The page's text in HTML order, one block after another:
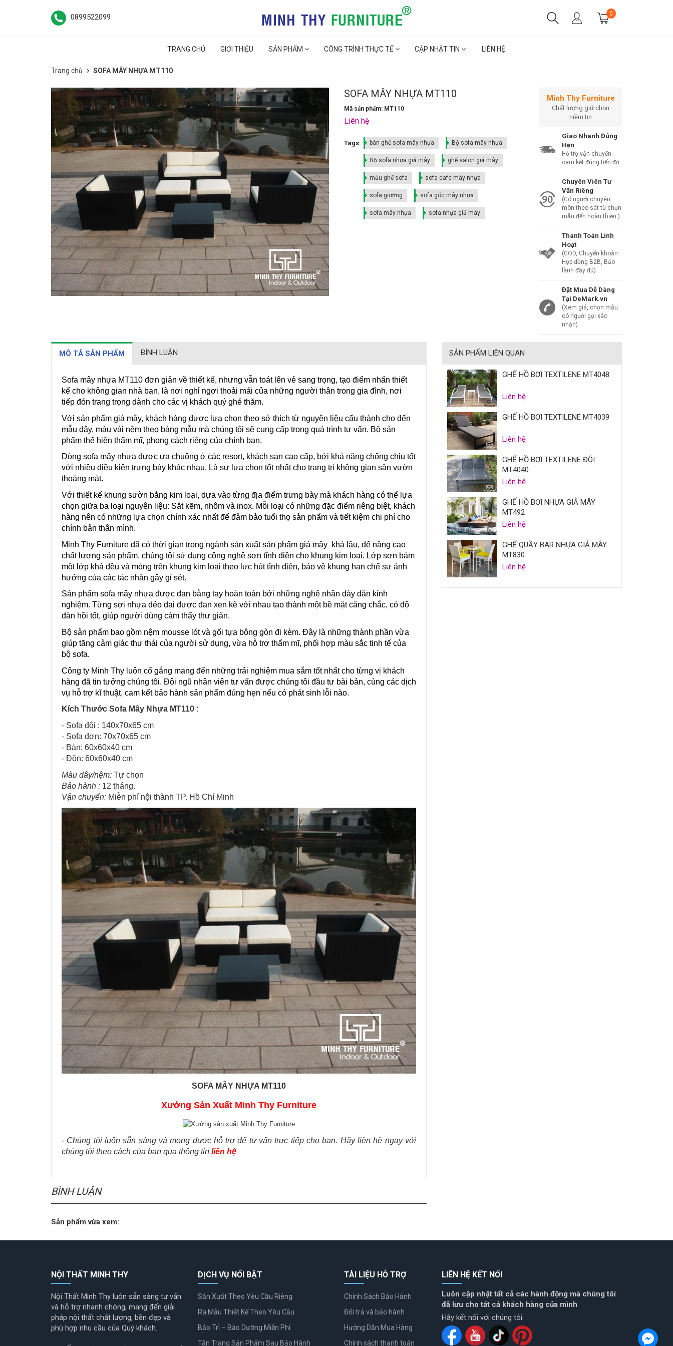
0899522099 0
TRANG CHỦ GIỚI THIỆU SẢN PHẨM CÔNG TRÌNH THỰC TẾ CẬP NHẬT TIN LIÊN HỆ
Trang chủ SOFA MÂY NHỰA MT110
SOFA MÂY NHỰA MT110
Mã sản phẩm: MT110
Liên hệ
Tags: bàn ghế sofa mây nhựa Bộ sofa mây nhựa
Bộ sofa nhựa giả mây ghế salon giả mây
mẫu ghế sofa sofa cafe mây nhựa
sofa giường sofa góc mây nhựa
sofa mây nhựa sofa nhựa giả mây
Minh Thy Furniture
Chất lượng giữ chọn
niềm tin
Giao Nhanh Đúng
Hẹn
Hỗ trợ vận chuyển
cam kết đúng tiến độ
Chuyên Viên Tư
Vấn Riêng
(Có người chuyên
môn theo sát từ chọn
mẫu đến hoàn thiện )
Thanh Toán Linh
Hoạt
(COD, Chuyển khoản
Hợp đồng B2B, Bảo
lãnh đầy đủ)
Đặt Mua Dễ Dàng
Tại DeMark.vn
(Xem giá, chọn mẫu
có người gọi xác
nhận)
MÔ TẢ SẢN PHẨM BÌNH LUẬN
Sofa mây nhựa MT110 đơn giản về thiết kế, nhưng vẫn toát lên vẻ sang trọng, tạo điểm nhấn thiết
kế cho không gian nhà bạn, là nơi nghỉ ngơi thoải mái của những người thân trong gia đình, nơi
tiếp đón trang trọng dành cho các vị khách quý ghé thăm.
Với sản phẩm giả mây, khách hàng được lựa chọn theo sở thích từ nguyên liệu cấu thành cho đến
mẫu dây, màu vải nệm theo bảng mẫu mà chúng tôi sẽ cung cấp trong quá trình tư vấn. Bộ sản
phẩm thể hiện thẩm mĩ, phong cách riêng của chính bạn.
Dòng sofa mây nhựa được ưa chuộng ở các resort, khách sạn cao cấp, bởi khả năng chống chịu tốt
với nhiều điều kiện trưng bày khác nhau. Là sự lựa chọn tốt nhất cho trang trí không gian sân vườn
thoáng mát.
Với thiết kế khung sườn bằng kim loại, dựa vào từng địa điểm trưng bày mà khách hàng có thể lựa
chọn giữa ba loại nguyên liệu: Sắt kẽm, nhôm và inox. Mỗi loại có những đặc điểm riêng biệt, khách
hàng nên có những lựa chọn chính xác nhất để đảm bảo tuổi thọ sản phẩm và tiết kiệm chi phí cho
chính bản thân mình.
Minh Thy Furniture đã có thời gian trong ngành sản xuất sản phẩm giả mây khá lâu, để nâng cao
chất lượng sản phẩm, chúng tôi sử dụng công nghệ sơn tĩnh điện cho khung kim loại. Lớp sơn bám
một lớp khá đều và mỏng trên khung kim loại theo lực hút tĩnh điện, bảo vệ khung hạn chế sự ảnh
hưởng của các tác nhân gây gỉ sét.
Sản phẩm sofa mây nhựa được đan bằng tay hoàn toàn bởi những nghệ nhân dày dặn kinh
nghiệm. Từng sợi nhựa dẻo dai được đan xen kẽ với nhau tạo thành một bề mặt căng chắc, có độ
đàn hồi tốt, giúp người dùng cảm thấy thư giãn.
Bộ sản phẩm bao gồm nệm mousse lót và gối tựa bông gòn đi kèm. Đây là những thành phần vừa
giúp tăng cảm giác thư thái của người sử dụng, vừa hỗ trợ thẩm mĩ, phối hợp màu sắc tinh tế của
bộ sofa.
Công ty Minh Thy luôn cố gắng mang đến những trải nghiệm mua sắm tốt nhất cho từng vị khách
hàng đã tin tưởng chúng tôi. Đội ngũ nhân viên tư vấn được chúng tôi đầu tư bài bản, cùng các dịch
vụ hỗ trợ kĩ thuật, cam kết bảo hành sản phẩm đúng hẹn nếu có phát sinh lỗi nào.
Kích Thước Sofa Mây Nhựa MT110 :
- Sofa đôi : 140x70x65 cm
- Sofa đơn: 70x70x65 cm
- Bàn: 60x60x40 cm
- Đôn: 60x60x40 cm
Màu dây/nệm: Tự chọn
Bảo hành : 12 tháng.
Vận chuyển: Miễn​ p​hí nội thành TP. Hồ Chí Minh
SOFA MÂY NHỰA MT110
Xưởng Sản Xuất Minh Thy Furniture
- Chúng tôi luôn sẵn sàng và mong được hỗ trợ để tư vấn trực tiếp cho bạn. Hãy liên hệ ngay với
chúng tôi theo cách của bạn qua thông tin liên hệ
BÌNH LUẬN
SẢN PHẨM LIÊN QUAN
GHẾ HỒ BƠI TEXTILENE MT4048
Liên hệ
GHẾ HỒ BƠI TEXTILENE MT4039
Liên hệ
GHẾ HỒ BƠI TEXTILENE ĐÔI
MT4040
Liên hệ
GHẾ HỒ BƠI NHỰA GIẢ MÂY
MT492
Liên hệ
GHẾ QUẦY BAR NHỰA GIẢ MÂY
MT830
Liên hệ
Sản phẩm vừa xem:
NỘI THẤT MINH THY
Nội Thất Minh Thy luôn sẵn sàng tư vấn
và hỗ trợ nhanh chóng, mang đến giải
pháp nội thất chất lượng, bền đẹp và
phù hợp nhu cầu của Quý khách.
DỊCH VỤ NỔI BẬT
Sản Xuất Theo Yêu Cầu Riêng
Ra Mẫu Thiết Kế Theo Yêu Cầu
Bảo Trì – Bảo Dưỡng Miễn Phí
Tân Trang Sản Phẩm Sau Bảo Hành
TÀI LIỆU HỖ TRỢ
Chính Sách Bảo Hành
Đổi trả và bảo hành
Hướng Dẫn Mua Hàng
Chính sách thanh toán
LIÊN HỆ KẾT NỐI
Luôn cập nhật tất cả các hành động mà chúng tôi
đã lưu cho tất cả khách hàng của mình
Hãy kết nối với chúng tôi.